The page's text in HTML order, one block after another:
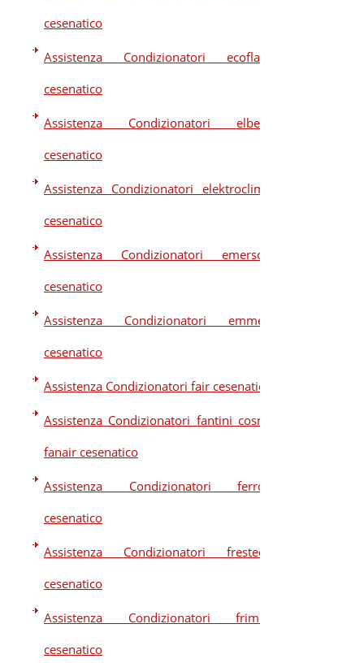
cesenatico
Assistenza Condizionatori ecoflam
cesenatico
Assistenza Condizionatori elberg
cesenatico
Assistenza Condizionatori elektroclima
cesenatico
Assistenza Condizionatori emerson
cesenatico
Assistenza Condizionatori emmeti
cesenatico
Assistenza Condizionatori fair cesenatico
Assistenza Condizionatori fantini cosmi
fanair cesenatico
Assistenza Condizionatori ferroli
cesenatico
Assistenza Condizionatori frestech
cesenatico
Assistenza Condizionatori frimec
cesenatico